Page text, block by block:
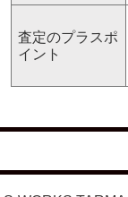
査定のプラスポ
イント